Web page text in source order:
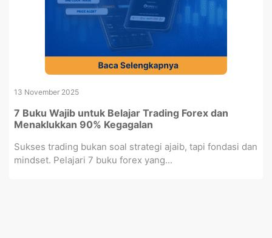
13 November 2025
7 Buku Wajib untuk Belajar Trading Forex dan
Menaklukkan 90% Kegagalan
Sukses trading bukan soal strategi ajaib, tapi fondasi dan
mindset. Pelajari 7 buku forex yang...